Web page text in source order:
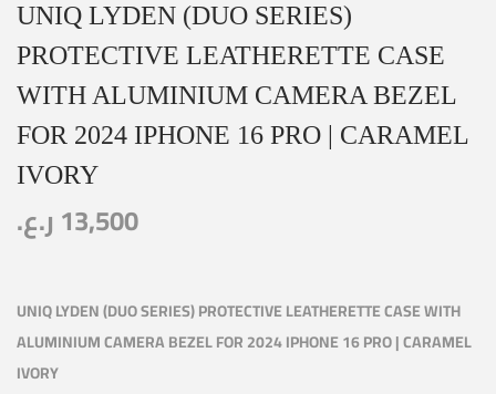
UNIQ LYDEN (DUO SERIES)
PROTECTIVE LEATHERETTE CASE
WITH ALUMINIUM CAMERA BEZEL
FOR 2024 IPHONE 16 PRO | CARAMEL
IVORY
13,500 ر.ع.
UNIQ LYDEN (DUO SERIES) PROTECTIVE LEATHERETTE CASE WITH
ALUMINIUM CAMERA BEZEL FOR 2024 IPHONE 16 PRO | CARAMEL
IVORY